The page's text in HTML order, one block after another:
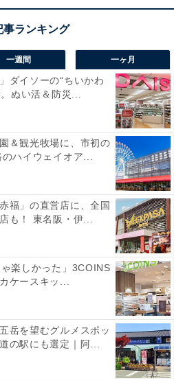
ナソニックの人気商品5選
」
充電インパクトドライバー
ット 【ONE ATTACH対応】
個/充電器/スミ打ちアタッチメン
/プラスチックケース付)
一週間 一ヶ月
ダイソーの“ちいかわ
ぬい活＆防災...
＆観光牧場に、市初の
ハイウェイオア...
福」の直営店に、全国
も！ 東名阪・伊...
楽しかった」3COINS
ケースキッ...
岳を望むグルメスポッ
の駅にも選定｜阿...